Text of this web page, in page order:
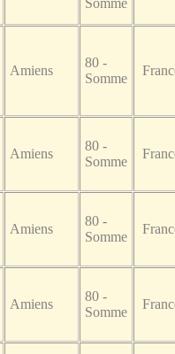
Somme
Amiens
80 -
Somme
Amiens
80 -
Somme
Amiens
80 -
Somme
Amiens
80 -
Somme